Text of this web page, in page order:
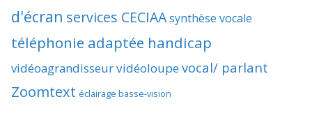
d'écran services CECIAAsynthèse vocale
téléphonie adaptée handicap
vidéoagrandisseurvidéoloupevocal/ parlant
Zoomtext éclairage basse-vision